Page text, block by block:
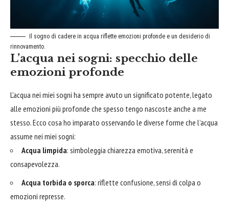
Il sogno di cadere in acqua riflette emozioni profonde e un desiderio di
rinnovamento.
L’acqua nei sogni: specchio delle
emozioni profonde
L’acqua nei miei sogni ha sempre avuto un significato potente, legato
alle emozioni più profonde che spesso tengo nascoste anche a me
stesso. Ecco cosa ho imparato osservando le diverse forme che l’acqua
assume nei miei sogni:
Acqua limpida: simboleggia chiarezza emotiva, serenità e
consapevolezza.
Acqua torbida o sporca: riflette confusione, sensi di colpa o
emozioni represse.